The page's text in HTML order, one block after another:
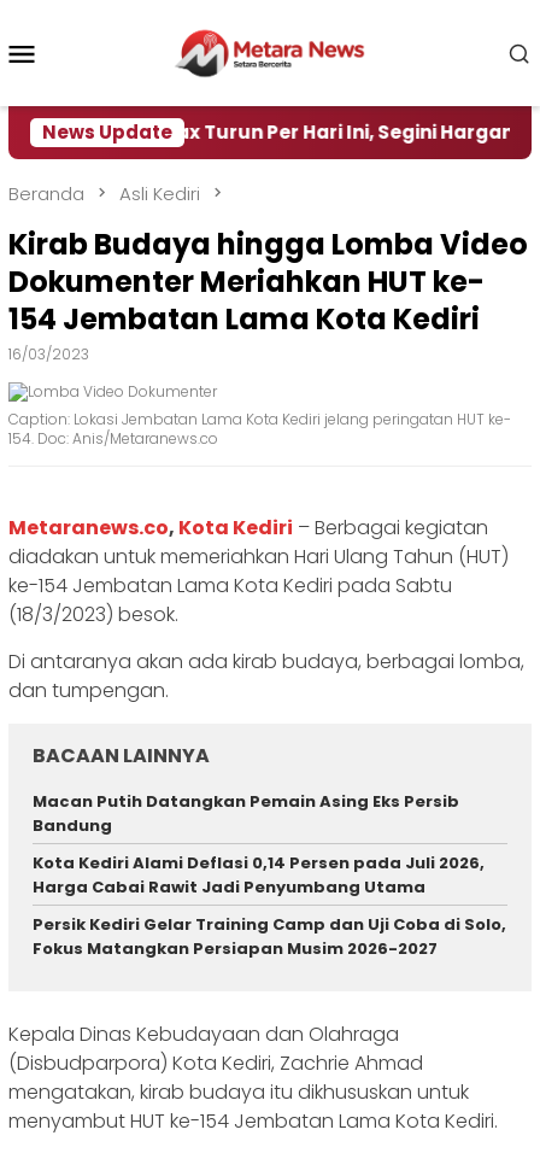
konten
News Update
Pertamax Turun Per Hari Ini, Segini Harganya
Beranda Asli Kediri
Kirab Budaya hingga Lomba Video
Dokumenter Meriahkan HUT ke-
154 Jembatan Lama Kota Kediri
16/03/2023
Caption: Lokasi Jembatan Lama Kota Kediri jelang peringatan HUT ke-
154. Doc: Anis/Metaranews.co
Metaranews.co, Kota Kediri – Berbagai kegiatan
diadakan untuk memeriahkan Hari Ulang Tahun (HUT)
ke-154 Jembatan Lama Kota Kediri pada Sabtu
(18/3/2023) besok.
Di antaranya akan ada kirab budaya, berbagai lomba,
dan tumpengan.
BACAAN LAINNYA
Macan Putih Datangkan Pemain Asing Eks Persib
Bandung
Kota Kediri Alami Deflasi 0,14 Persen pada Juli 2026,
Harga Cabai Rawit Jadi Penyumbang Utama
Persik Kediri Gelar Training Camp dan Uji Coba di Solo,
Fokus Matangkan Persiapan Musim 2026-2027
Kepala Dinas Kebudayaan dan Olahraga
(Disbudparpora) Kota Kediri, Zachrie Ahmad
mengatakan, kirab budaya itu dikhususkan untuk
menyambut HUT ke-154 Jembatan Lama Kota Kediri.